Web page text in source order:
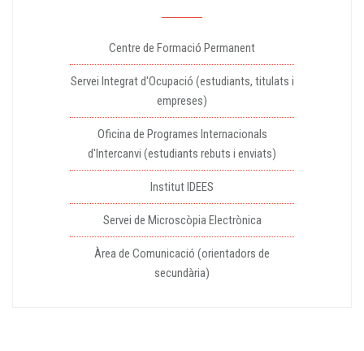
Centre de Formació Permanent
Servei Integrat d'Ocupació (estudiants, titulats i
empreses)
Oficina de Programes Internacionals
d'Intercanvi (estudiants rebuts i enviats)
Institut IDEES
Servei de Microscòpia Electrònica
Àrea de Comunicació (orientadors de
secundària)